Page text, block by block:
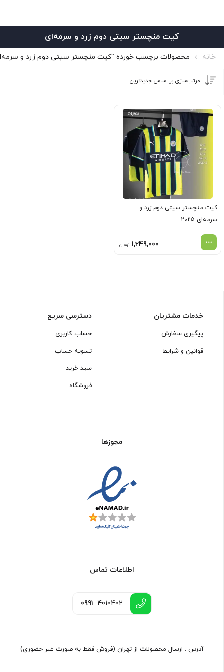
کیت منچستر سیتی دوم زرد و سرمه‌ای
خانه محصولات برچسب خورده “کیت منچستر سیتی دوم زرد و
کیت منچستر سیتی دوم زرد و
سرمه‌ای 2025
1,249,000 تومان
خدمات مشتریان
پیگیری سفارش
قوانین و شرایط
دسترسی سریع
حساب کاربری
تسویه حساب
سبد خرید
فروشگاه
مجوزها
اطلاعات تماس
0991 4010402
آدرس : ارسال محصولات از تهران (فروش فقط به صورت غیر حضوری)